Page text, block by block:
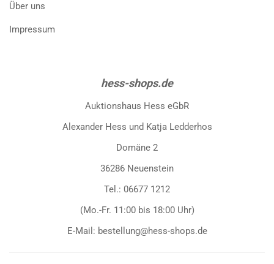
Über uns
Impressum
hess-shops.de
Auktionshaus Hess eGbR
Alexander Hess und Katja Ledderhos
Domäne 2
36286 Neuenstein
Tel.: 06677 1212
(Mo.-Fr. 11:00 bis 18:00 Uhr)
E-Mail: bestellung@hess-shops.de